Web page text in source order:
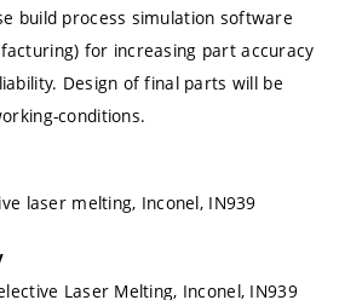
build process simulation software
for increasing part accuracy
Design of final parts will be
conditions.
laser melting, Inconel, IN939
Laser Melting, Inconel, IN939